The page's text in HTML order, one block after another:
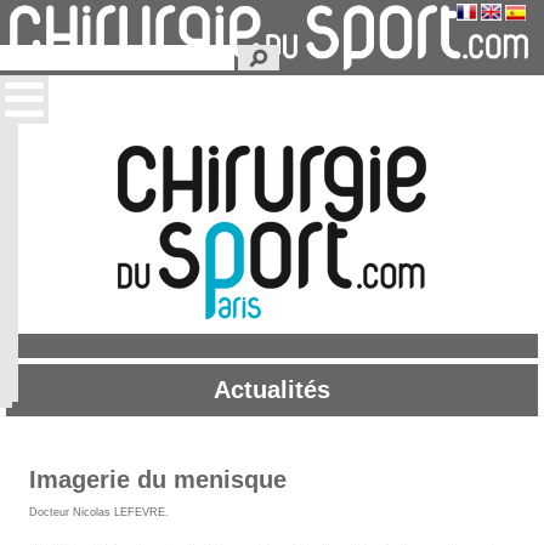
Actualités
Imagerie du menisque
Docteur Nicolas LEFEVRE.